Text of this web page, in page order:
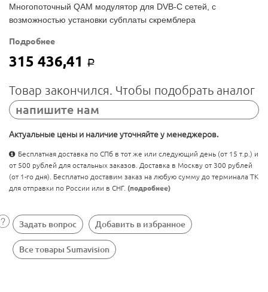
Многопоточный QAM модулятор для DVB-C сетей, с
возможностью установки субплаты скремблера
Подробнее
315 436,41 Р
Товар закончился. Чтобы подобрать аналог
напишите нам
Актуальные цены и наличие уточняйте у менеджеров.
Бесплатная доставка по СПб в тот же или следующий день (от 15 т.р.) и
от 500 рублей для остальных заказов. Доставка в Москву от 300 рублей
(от 1-го дня). Бесплатно доставим заказ на любую сумму до терминала ТК
для отправки по России или в СНГ. (подробнее)
Задать вопрос Добавить в избранное
Все товары Sumavision